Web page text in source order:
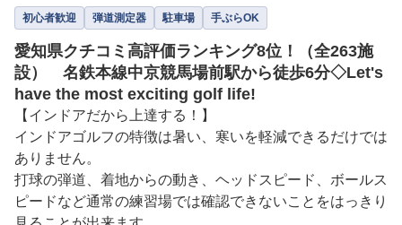
初心者歓迎 弾道測定器 駐車場 手ぶらOK
愛知県クチコミ高評価ランキング8位！（全263施
設） 名鉄本線中京競馬場前駅から徒歩6分◇Let's
have the most exciting golf life!
【インドアだから上達する！】
インドアゴルフの特徴は暑い、寒いを軽減できるだけでは
ありません。
打球の弾道、着地からの動き、ヘッドスピード、ボールス
ピードなど通常の練習場では確認できないことをはっきり